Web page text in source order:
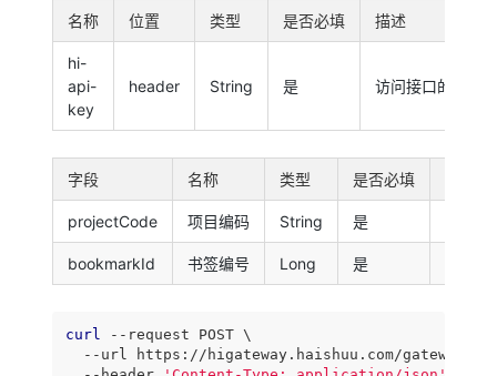
名称 位置 类型 是否必填 描述
hi-
api-
key
header String 是 访问接口的权限
字段 名称 类型 是否必填
projectCode 项目编码 String 是
bookmarkId 书签编号 Long 是
curl
--request POST \
--url https://higateway.haishuu.com/gateway/